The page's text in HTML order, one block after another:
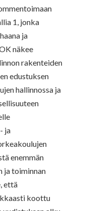
1, jonka
ja
näkee
rakenteiden
edustuksen
hallinnossa ja
ja
enemmän
ja toiminnan
että
koottu